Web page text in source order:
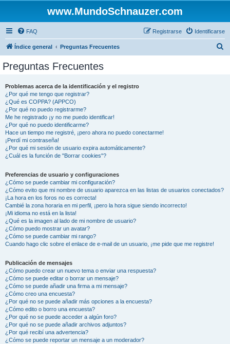
www.MundoSchnauzer.com
FAQ Identificarse
Registrarse
Índice general Preguntas Frecuentes
Preguntas Frecuentes
Problemas acerca de la identificación y el registro
¿Por qué me tengo que registrar?
¿Qué es COPPA? (APPCO)
¿Por qué no puedo registrarme?
Me he registrado ¡y no me puedo identificar!
¿Por qué no puedo identificarme?
Hace un tiempo me registré, ¡pero ahora no puedo conectarme!
¡Perdí mi contraseña!
¿Por qué mi sesión de usuario expira automáticamente?
¿Cuál es la función de "Borrar cookies"?
Preferencias de usuario y configuraciones
¿Cómo se puede cambiar mi configuración?
¿Cómo evito que mi nombre de usuario aparezca en las listas de usuarios conectados?
¡La hora en los foros no es correcta!
Cambié la zona horaria en mi perfil, ¡pero la hora sigue siendo incorrecto!
¡Mi idioma no está en la lista!
¿Qué es la imagen al lado de mi nombre de usuario?
¿Cómo puedo mostrar un avatar?
¿Cómo se puede cambiar mi rango?
Cuando hago clic sobre el enlace de e-mail de un usuario, ¡me pide que me registre!
Publicación de mensajes
¿Cómo puedo crear un nuevo tema o enviar una respuesta?
¿Cómo se puede editar o borrar un mensaje?
¿Cómo se puede añadir una firma a mi mensaje?
¿Cómo creo una encuesta?
¿Por qué no se puede añadir más opciones a la encuesta?
¿Cómo edito o borro una encuesta?
¿Por qué no se puede acceder a algún foro?
¿Por qué no se puede añadir archivos adjuntos?
¿Por qué recibí una advertencia?
¿Cómo se puede reportar un mensaje a un moderador?